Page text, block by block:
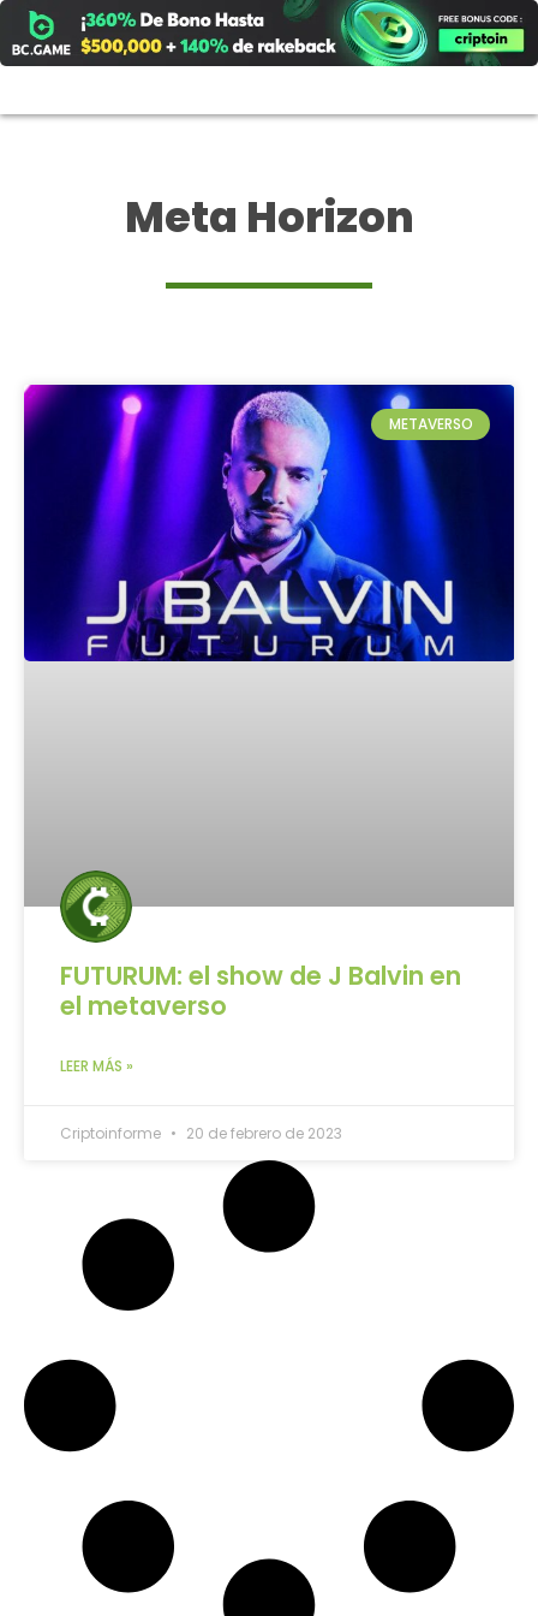
al
contenido
Meta Horizon
METAVERSO
FUTURUM: el show de J Balvin en
el metaverso
LEER MÁS »
Criptoinforme 20 de febrero de 2023